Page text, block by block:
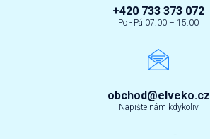
+420 733 373 072
Po - Pá 07:00 – 15:00
obchod@elveko.cz
Napište nám kdykoliv